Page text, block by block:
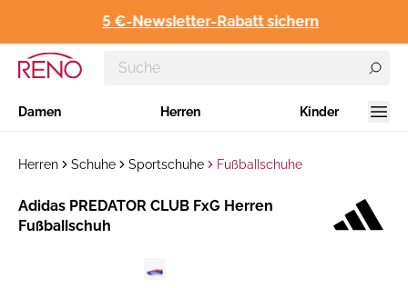
5 €-Newsletter-Rabatt sichern
Damen Herren Kinder
Herren Schuhe Sportschuhe Fußballschuhe
Hersteller:
​Adidas PREDATOR CLUB FxG Herren
Fußballschuh